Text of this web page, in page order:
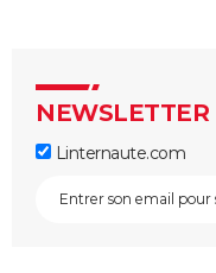
NEWSLETTER
Linternaute.com